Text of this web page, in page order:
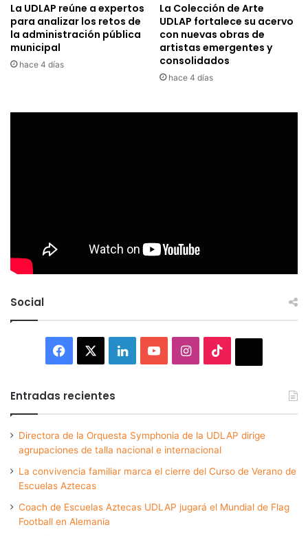
La UDLAP reúne a expertos
para analizar los retos de
la administración pública
municipal
hace 4 días
La Colección de Arte
UDLAP fortalece su acervo
con nuevas obras de
artistas emergentes y
consolidados
hace 4 días
Social
Facebook LinkedInYouTubeInstagram
Entradas recientes
Directora de la Orquesta Symphonia de la UDLAP dirige
agrupaciones de talla nacional e internacional
La convivencia familiar marca el cierre del Curso de Verano de
Escuelas Aztecas
Coach de Escuelas Aztecas UDLAP jugará el Mundial de Flag
Football en Alemania